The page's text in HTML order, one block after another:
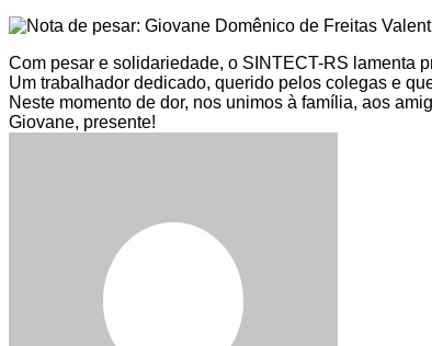
Com pesar e solidariedade, o SINTECT-RS lamenta
Um trabalhador dedicado, querido pelos colegas e
Neste momento de dor, nos unimos à família, aos
Giovane, presente!